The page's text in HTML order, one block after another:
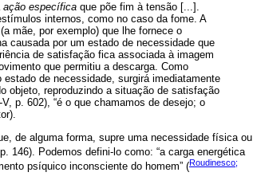
ação específica que põe fim à tensão [...].
internos, como no caso da fome. A
mãe, por exemplo) que lhe fornece o
causada por um estado de necessidade que
de satisfação fica associada à imagem
que permitiu a descarga. Como
de necessidade, surgirá imediatamente
objeto, reproduzindo a situação de satisfação
p. 602), “é o que chamamos de desejo; o
de alguma forma, supre uma necessidade física ou
146). Podemos defini-lo como: “a carga energética
psíquico inconsciente do homem” (Roudinesco;